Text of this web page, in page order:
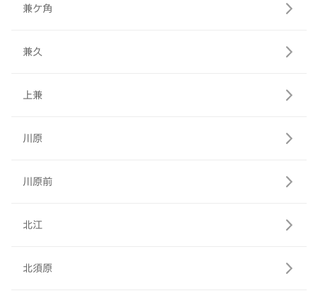
兼ケ角
兼久
上兼
川原
川原前
北江
北須原